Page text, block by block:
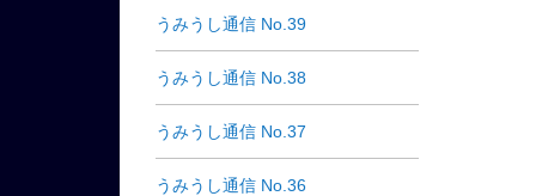
うみうし通信 No.39
うみうし通信 No.38
うみうし通信 No.37
うみうし通信 No.36